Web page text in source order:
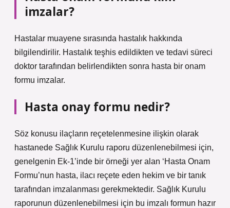
imzalar?
Hastalar muayene sırasında hastalık hakkında
bilgilendirilir. Hastalık teşhis edildikten ve tedavi süreci
doktor tarafından belirlendikten sonra hasta bir onam
formu imzalar.
Hasta onay formu nedir?
Söz konusu ilaçların reçetelenmesine ilişkin olarak
hastanede Sağlık Kurulu raporu düzenlenebilmesi için,
genelgenin Ek-1’inde bir örneği yer alan ‘Hasta Onam
Formu’nun hasta, ilacı reçete eden hekim ve bir tanık
tarafından imzalanması gerekmektedir. Sağlık Kurulu
raporunun düzenlenebilmesi için bu imzalı formun hazır